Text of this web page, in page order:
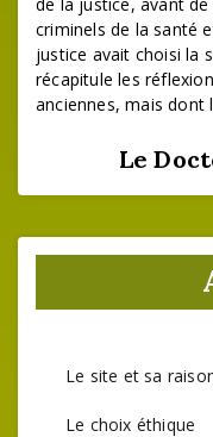
criminels de la santé
justice avait choisi la
récapitule les
anciennes, mais dont
Le
Le site et sa
Le choix éthique